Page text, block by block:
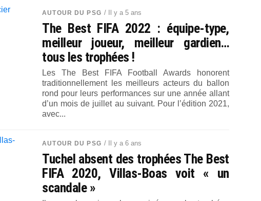
AUTOUR DU PSG / Il y a 5 ans
The Best FIFA 2022 : équipe-type,
meilleur joueur, meilleur gardien…
tous les trophées !
Les The Best FIFA Football Awards honorent
traditionnellement les meilleurs acteurs du ballon
rond pour leurs performances sur une année allant
d’un mois de juillet au suivant. Pour l’édition 2021,
avec...
AUTOUR DU PSG / Il y a 6 ans
Tuchel absent des trophées The Best
FIFA 2020, Villas-Boas voit « un
scandale »